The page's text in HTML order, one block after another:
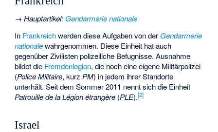
→Hauptartikel: Gendarmerie nationale
In Frankreichwerden diese Aufgaben von der Gendarmerie
nationalewahrgenommen. Diese Einheit hat auch
gegenüber Zivilisten polizeiliche Befugnisse. Ausnahme
bildet die Fremdenlegion, die noch eine eigene Militärpolizei
(Police Militaire, kurz PM) in jedem ihrer Standorte
unterhält. Seit dem Sommer 2011 nennt sich die Einheit
Patrouille de la Légion étrangère (PLE).[2]
Israel